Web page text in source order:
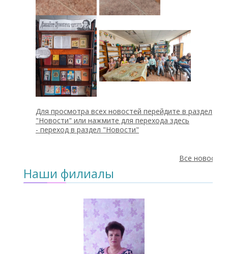
Для просмотра всех новостей перейдите в раздел
"Новости" или нажмите для перехода здесь
- переход в раздел "Новости"
Все новости
Наши филиалы